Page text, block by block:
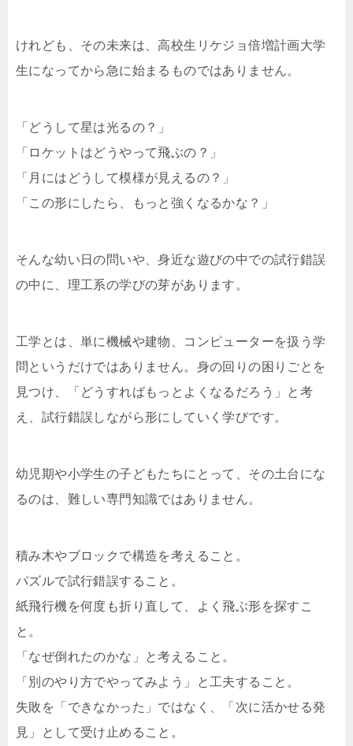
けれども、その未来は、高校生リケジョ倍増計画大学
生になってから急に始まるものではありません。
「どうして星は光るの？」
「ロケットはどうやって飛ぶの？」
「月にはどうして模様が見えるの？」
「この形にしたら、もっと強くなるかな？」
そんな幼い日の問いや、身近な遊びの中での試行錯誤
の中に、理工系の学びの芽があります。
工学とは、単に機械や建物、コンピューターを扱う学
問というだけではありません。身の回りの困りごとを
見つけ、「どうすればもっとよくなるだろう」と考
え、試行錯誤しながら形にしていく学びです。
幼児期や小学生の子どもたちにとって、その土台にな
るのは、難しい専門知識ではありません。
積み木やブロックで構造を考えること。
パズルで試行錯誤すること。
紙飛行機を何度も折り直して、よく飛ぶ形を探すこ
と。
「なぜ倒れたのかな」と考えること。
「別のやり方でやってみよう」と工夫すること。
失敗を「できなかった」ではなく、「次に活かせる発
見」として受け止めること。